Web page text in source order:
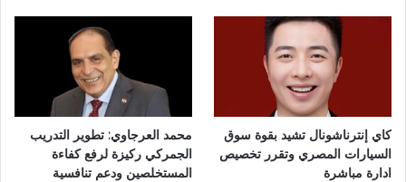
كاي إنترناشونال تشيد بقوة سوق
السيارات المصري وتقرر تخصيص
ادارة مباشرة
محمد العرجاوي: تطوير التدريب
الجمركي ركيزة لرفع كفاءة
المستخلصين ودعم تنافسية